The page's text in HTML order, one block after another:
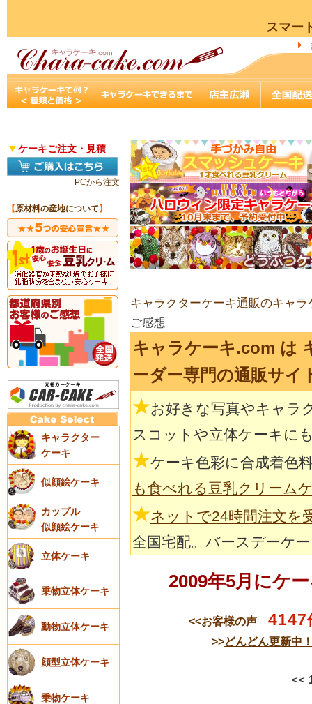
スマー
▼ケーキご注文・見積
PCから注文
【原材料の産地について 】
キャラクター
ケーキ
似顔絵ケーキ
カップル
似顔絵ケーキ
立体ケーキ
乗物立体ケーキ
動物立体ケーキ
顔型立体ケーキ
乗物ケーキ
キャラクターケーキ通販のキャラ
ご感想
キャラケーキ.com は
ーダー専門の通販サイ
★お好きな写真やキャラ
スコットや立体ケーキに
★ケーキ色彩に合成着色
も食べれる豆乳クリーム
★ネットで24時間注文を
全国宅配。バースデーケ
2009年5月にケ
<<お客様の声 4147
>>どんどん更新中
<<